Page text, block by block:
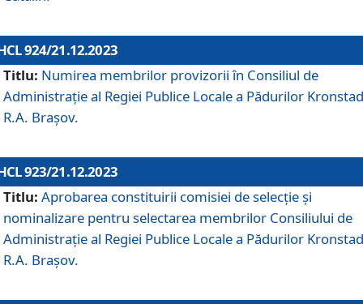
924/21.12.2023
Titlu: Numirea membrilor provizorii în Consiliul de
Administraţie al Regiei Publice Locale a Pădurilor
R.A. Brașov.
923/21.12.2023
Titlu: Aprobarea constituirii comisiei de selecție și
nominalizare pentru selectarea membrilor Consiliului de
Administrație al Regiei Publice Locale a Pădurilor
R.A. Brașov.